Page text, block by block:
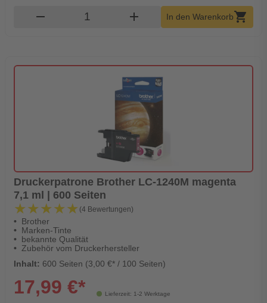
remove Produkt Warenkorb Menge
add In den Warenkorb shopping_cart
Druckerpatrone Brother LC-1240M magenta
7,1 ml | 600 Seiten
★★★★★
★★★★★ (4 Bewertungen)
Brother
Marken-Tinte
bekannte Qualität
Zubehör vom Druckerhersteller
Inhalt: 600 Seiten (3,00 €* / 100 Seiten)
Lieferzeit: 1-2 Werktage
17,99 €*